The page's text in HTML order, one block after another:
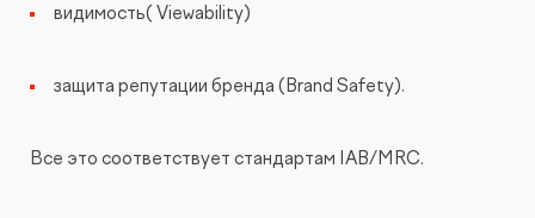
видимость( Viewability)
защита репутации бренда (Brand Safety).
Все это соответствует стандартам IAB/MRC.